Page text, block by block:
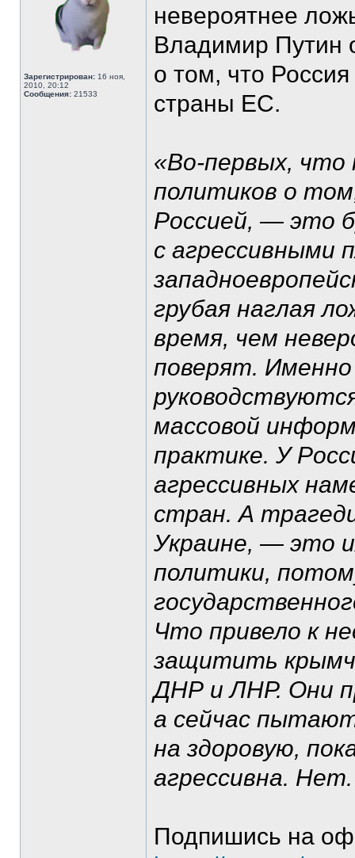
Зарегистрирован: 16 ноя,
2010, 20:12
Сообщения: 21533
невероятнее
Владимир Путин
о том, что
страны ЕС.
«Во-первых, что
политиков о
Россией, — это
с агрессивными
грубая наглая
время, чем
поверят.
массовой
практике. У
агрессивных
стран. А
Украине, — это
политики,
Что привело к
защитить
ДНР и ЛНР. Они
а сейчас
на здоровую,
агрессивна.
Подпишись на